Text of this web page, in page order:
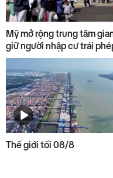
Mỹ mở rộng trung tâm
giữ người nhập cư trái
Thế giới tối 08/8